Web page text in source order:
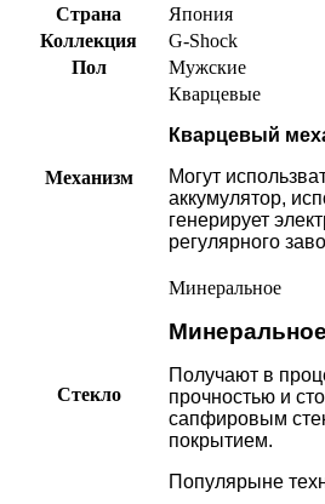
Страна
Япония
Коллекция
G-Shock
Пол
Мужские
Механизм
Кварцевые
Кварцевый
Могут
аккумулятор,
генерирует
регулярного
Стекло
Минеральное
Получают в
прочностью и
сапфировым
покрытием.
Популярыне